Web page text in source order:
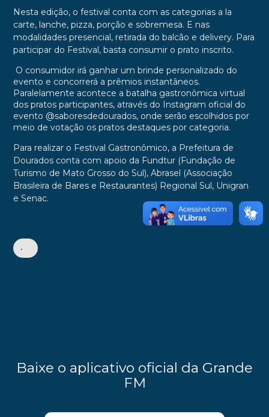
Nesta edição, o festival conta com as categorias a la
carte, lanche, pizza, porção e sobremesa. E nas
modalidades presencial, retirada do balcão e delivery. Para
participar do Festival, basta consumir o prato inscrito.
O consumidor irá ganhar um brinde personalizado do
evento e concorrerá a prêmios instantâneos.
Paralelamente acontece a batalha gastronômica virtual
dos pratos participantes, através do Instagram oficial do
evento @saboresdedourados, onde serão escolhidos por
meio de votação os pratos destaques por categoria.
Para realizar o Festival Gastronômico, a Prefeitura de
Dourados conta com apoio da Fundtur (Fundação de
Turismo de Mato Grosso do Sul), Abrasel (Associação
Brasileira de Bares e Restaurantes) Regional Sul, Unigran
e Senac.
•
Baixe o aplicativo oficial da Grande
FM